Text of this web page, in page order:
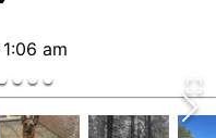
am